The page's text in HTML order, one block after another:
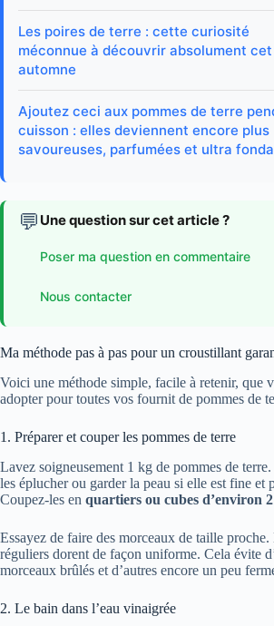
Les poires de terre : cette curiosité
méconnue à découvrir absolument cet
automne
Ajoutez ceci aux pommes de terre
cuisson : elles deviennent encore plus
savoureuses, parfumées et ultra
💬 Une question sur cet article ?
Poser ma question en commentaire
Nous contacter
Ma méthode pas à pas pour un croustillant
Voici une méthode simple, facile à retenir, que
adopter pour toutes vos fournit de pommes de
1. Préparer et couper les pommes de terre
Lavez soigneusement 1 kg de pommes de
les éplucher ou garder la peau si elle est fine et
Coupez-les en quartiers ou cubes d’environ
Essayez de faire des morceaux de taille
réguliers dorent de façon uniforme. Cela évite
morceaux brûlés et d’autres encore un peu
2. Le bain dans l’eau vinaigrée